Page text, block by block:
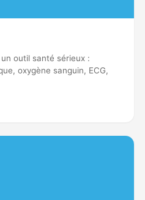
un outil santé sérieux :
oxygène sanguin, ECG,